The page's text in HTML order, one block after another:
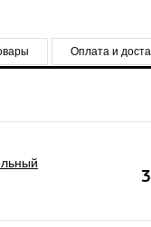
Оплата и